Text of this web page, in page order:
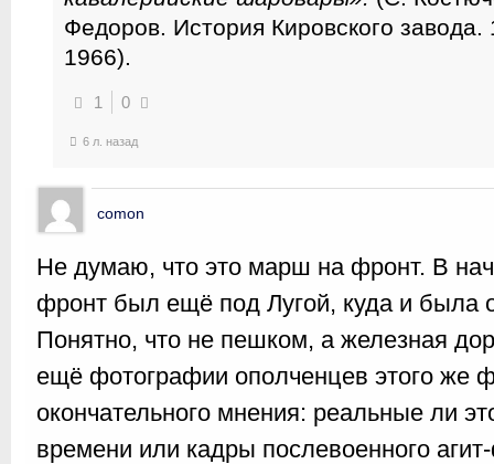
Федоров. История Кировского
1966).
1 0
6 л. назад
comon
Не думаю, что это марш на фронт. В
фронт был ещё под Лугой, куда и была
Понятно, что не пешком, а железная
ещё фотографии ополченцев этого же
окончательного мнения: реальные ли
времени или кадры послевоенного